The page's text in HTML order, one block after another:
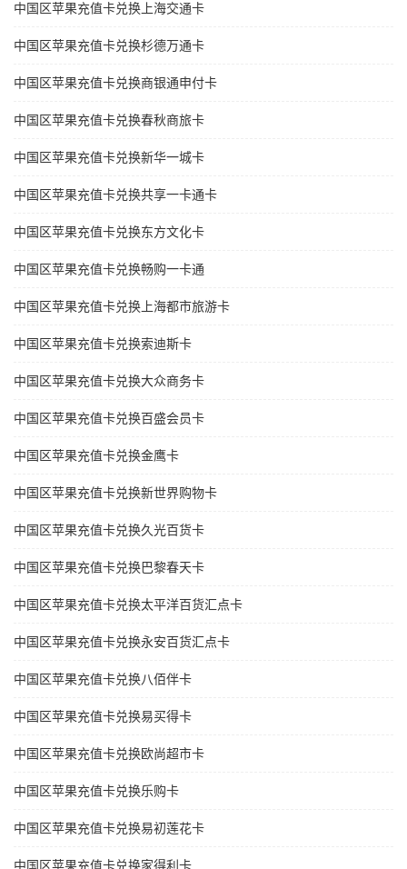
中国区苹果充值卡兑换上海交通卡
中国区苹果充值卡兑换杉德万通卡
中国区苹果充值卡兑换商银通申付卡
中国区苹果充值卡兑换春秋商旅卡
中国区苹果充值卡兑换新华一城卡
中国区苹果充值卡兑换共享一卡通卡
中国区苹果充值卡兑换东方文化卡
中国区苹果充值卡兑换畅购一卡通
中国区苹果充值卡兑换上海都市旅游卡
中国区苹果充值卡兑换索迪斯卡
中国区苹果充值卡兑换大众商务卡
中国区苹果充值卡兑换百盛会员卡
中国区苹果充值卡兑换金鹰卡
中国区苹果充值卡兑换新世界购物卡
中国区苹果充值卡兑换久光百货卡
中国区苹果充值卡兑换巴黎春天卡
中国区苹果充值卡兑换太平洋百货汇点卡
中国区苹果充值卡兑换永安百货汇点卡
中国区苹果充值卡兑换八佰伴卡
中国区苹果充值卡兑换易买得卡
中国区苹果充值卡兑换欧尚超市卡
中国区苹果充值卡兑换乐购卡
中国区苹果充值卡兑换易初莲花卡
中国区苹果充值卡兑换家得利卡